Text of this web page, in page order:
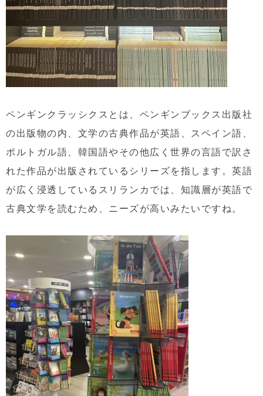
ペンギンクラッシクスとは、ペンギンブックス出版社
の出版物の内、文学の古典作品が英語、スペイン語、
ポルトガル語、韓国語やその他広く世界の言語で訳さ
れた作品が出版されているシリーズを指します。英語
が広く浸透しているスリランカでは、知識層が英語で
古典文学を読むため、ニーズが高いみたいですね。